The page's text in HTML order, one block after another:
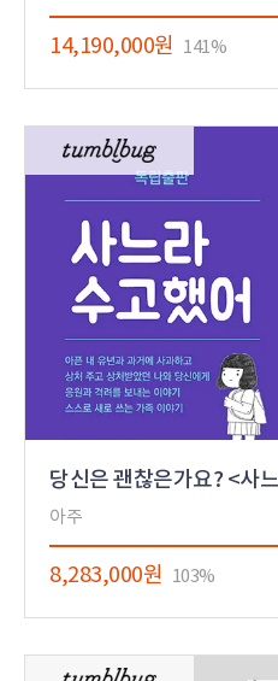
14,190,000원 141%
당신은 괜찮은가요? <사
아주
8,283,000원 103%